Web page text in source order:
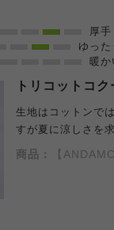
厚手
ゆった
暖か
トリコットコ
生地はコットンで
すが夏に涼しさを
商品： 【